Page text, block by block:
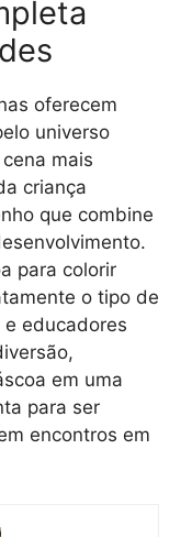
oferecem
universo
mais
criança
que combine
para colorir
o tipo de
educadores
em uma
para ser
encontros em